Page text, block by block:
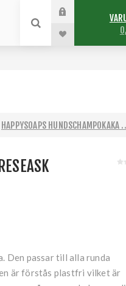
HAPPYSOAPS HUNDSCHAMPOKAKA
Den passar till alla runda
är förstås plastfri vilket är